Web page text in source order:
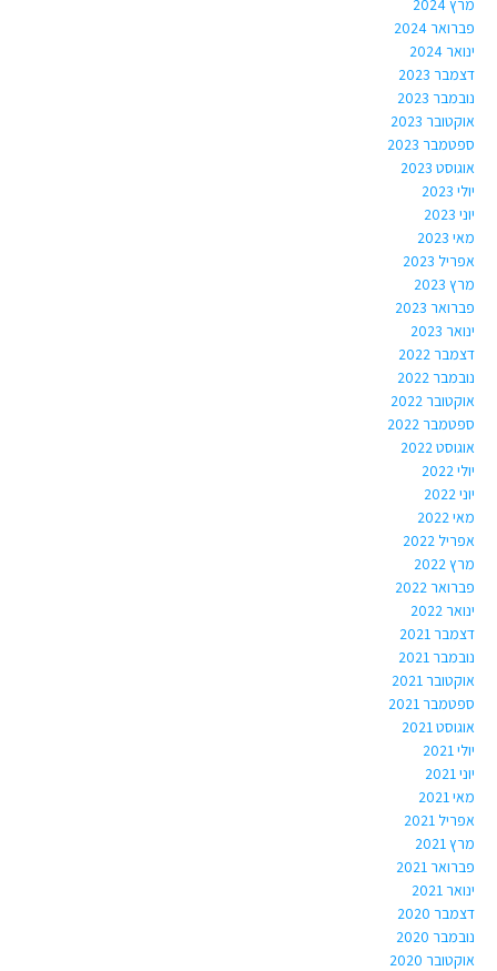
מרץ 2024
פברואר 2024
ינואר 2024
דצמבר 2023
נובמבר 2023
אוקטובר 2023
ספטמבר 2023
אוגוסט 2023
יולי 2023
יוני 2023
מאי 2023
אפריל 2023
מרץ 2023
פברואר 2023
ינואר 2023
דצמבר 2022
נובמבר 2022
אוקטובר 2022
ספטמבר 2022
אוגוסט 2022
יולי 2022
יוני 2022
מאי 2022
אפריל 2022
מרץ 2022
פברואר 2022
ינואר 2022
דצמבר 2021
נובמבר 2021
אוקטובר 2021
ספטמבר 2021
אוגוסט 2021
יולי 2021
יוני 2021
מאי 2021
אפריל 2021
מרץ 2021
פברואר 2021
ינואר 2021
דצמבר 2020
נובמבר 2020
אוקטובר 2020